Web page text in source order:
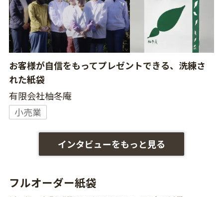
お客様が自信をもってプレゼントできる、洗練さ
れた紙袋
有限会社柚冬庵
小売業
インタビューをもっと見る
フルオーダー紙袋